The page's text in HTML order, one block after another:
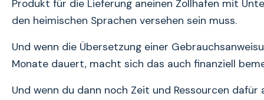
Produkt für die Lieferung aneinen Zollhafen mit
den heimischen Sprachen versehen sein muss.
Und wenn die Übersetzung einer
Monate dauert, macht sich das auch finanziell
Und wenn du dann noch Zeit und Ressourcen dafür